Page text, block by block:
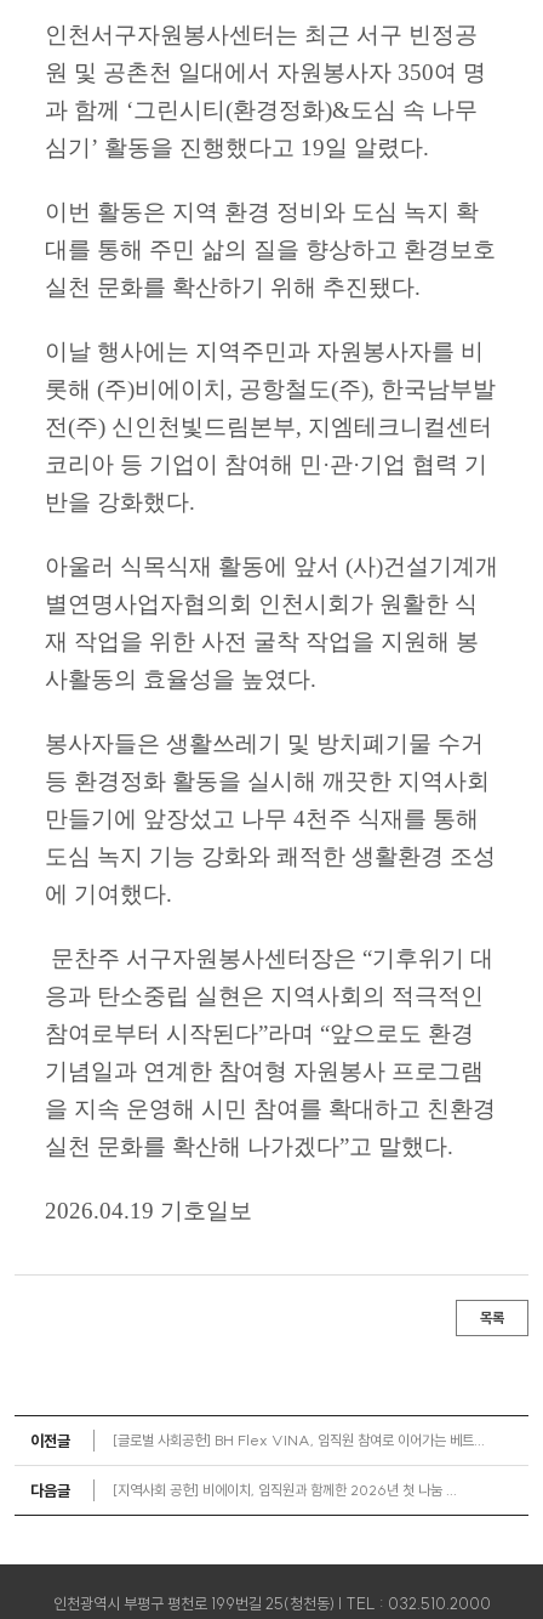
인천서구자원봉사센터는 최근 서구 빈정공
원 및 공촌천 일대에서 자원봉사자 350여 명
과 함께 ‘그린시티(환경정화)&도심 속 나무
심기’ 활동을 진행했다고 19일 알렸다.
이번 활동은 지역 환경 정비와 도심 녹지 확
대를 통해 주민 삶의 질을 향상하고 환경보호
실천 문화를 확산하기 위해 추진됐다.
이날 행사에는 지역주민과 자원봉사자를 비
롯해 (주)비에이치, 공항철도(주), 한국남부발
전(주) 신인천빛드림본부, 지엠테크니컬센터
코리아 등 기업이 참여해 민·관·기업 협력 기
반을 강화했다.
아울러 식목식재 활동에 앞서 (사)건설기계개
별연명사업자협의회 인천시회가 원활한 식
재 작업을 위한 사전 굴착 작업을 지원해 봉
사활동의 효율성을 높였다.
봉사자들은 생활쓰레기 및 방치폐기물 수거
등 환경정화 활동을 실시해 깨끗한 지역사회
만들기에 앞장섰고 나무 4천주 식재를 통해
도심 녹지 기능 강화와 쾌적한 생활환경 조성
에 기여했다.
문찬주 서구자원봉사센터장은 “기후위기 대
응과 탄소중립 실현은 지역사회의 적극적인
참여로부터 시작된다”라며 “앞으로도 환경
기념일과 연계한 참여형 자원봉사 프로그램
을 지속 운영해 시민 참여를 확대하고 친환경
실천 문화를 확산해 나가겠다”고 말했다.
2026.04.19 기호일보
목록
이전글 [글로벌 사회공헌] BH Flex VINA, 임직원 참여로 이어가는 베트...
다음글 [지역사회 공헌] 비에이치, 임직원과 함께한 2026년 첫 나눔 ...
인천광역시 부평구 평천로 199번길 25(청천동) | TEL : 032.510.2000